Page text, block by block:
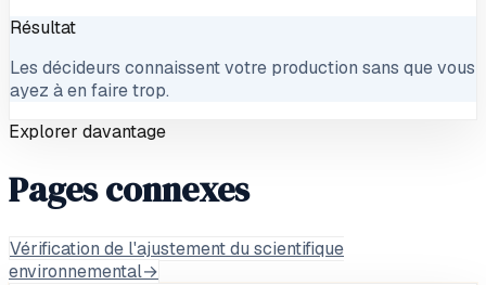
Résultat
Les décideurs connaissent votre production sans que vous
ayez à en faire trop.
Explorer davantage
Pages connexes
Vérification de l'ajustement du scientifique
environnemental→